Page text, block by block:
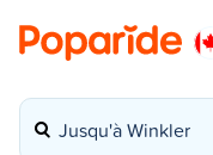
Jusqu'à Winkler